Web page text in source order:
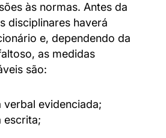
às normas. Antes da
disciplinares haverá
e, dependendo da
as medidas
são:
verbal evidenciada;
escrita;